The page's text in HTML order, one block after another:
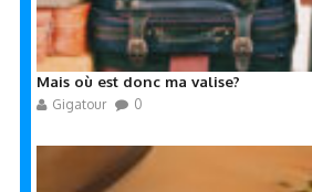
Mais où est donc ma valise?
Gigatour 0